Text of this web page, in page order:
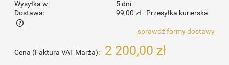
Wysyłka w:
5 dni
Dostawa:
99,00 zł- Przesyłka kurierska
Cena nie zawiera ewentualnych kosztów płatnościsprawdź formy dostawy
Cena (Faktura VAT Marża): 2 200,00 zł